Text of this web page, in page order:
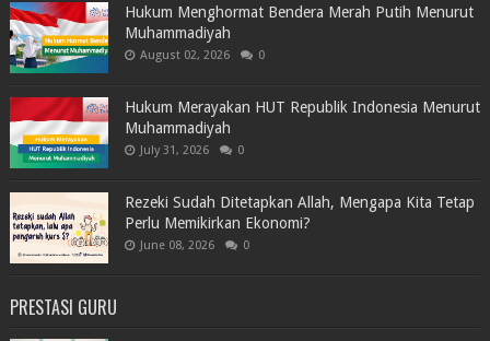
Hukum Menghormat Bendera Merah Putih Menurut
Muhammadiyah
August 02, 2026 0
Hukum Merayakan HUT Republik Indonesia Menurut
Muhammadiyah
July 31, 2026 0
Rezeki Sudah Ditetapkan Allah, Mengapa Kita Tetap
Perlu Memikirkan Ekonomi?
June 08, 2026 0
PRESTASI GURU